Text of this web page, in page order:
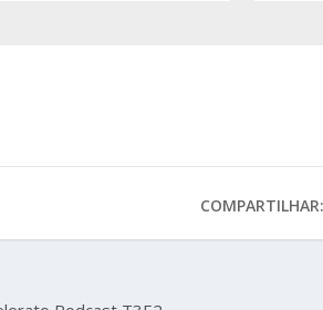
COMPARTILHAR: